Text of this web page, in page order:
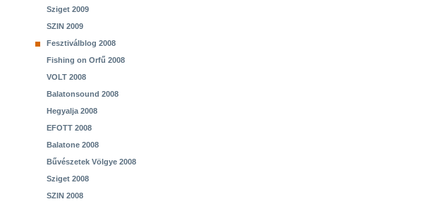
Sziget 2009
SZIN 2009
Fesztiválblog 2008
Fishing on Orfű 2008
VOLT 2008
Balatonsound 2008
Hegyalja 2008
EFOTT 2008
Balatone 2008
Bűvészetek Völgye 2008
Sziget 2008
SZIN 2008